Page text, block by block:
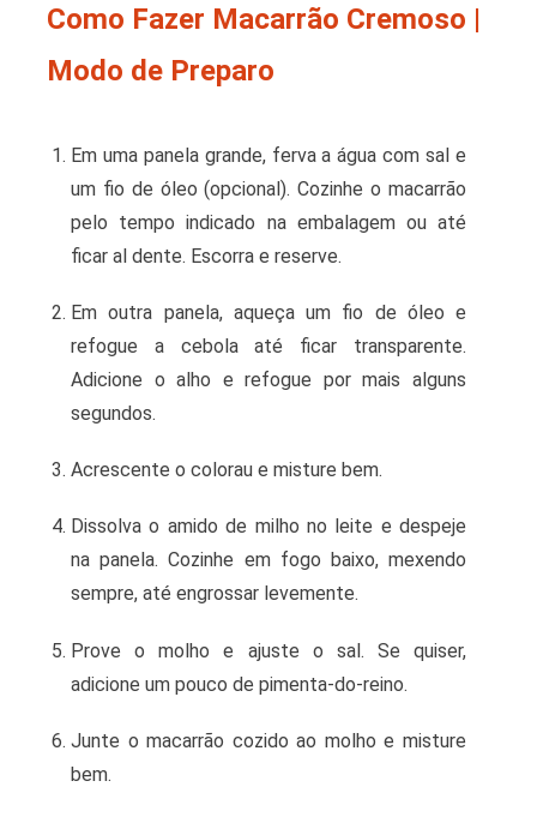
Como Fazer Macarrão Cremoso |
Modo de Preparo
Em uma panela grande, ferva a água com sal e
um fio de óleo (opcional). Cozinhe o macarrão
pelo tempo indicado na embalagem ou até
ficar al dente. Escorra e reserve.
Em outra panela, aqueça um fio de óleo e
refogue a cebola até ficar transparente.
Adicione o alho e refogue por mais alguns
segundos.
Acrescente o colorau e misture bem.
Dissolva o amido de milho no leite e despeje
na panela. Cozinhe em fogo baixo, mexendo
sempre, até engrossar levemente.
Prove o molho e ajuste o sal. Se quiser,
adicione um pouco de pimenta-do-reino.
Junte o macarrão cozido ao molho e misture
bem.